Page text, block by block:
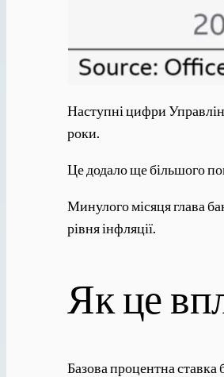
Наступні цифри
роки.
Це додало ще більшого
Минулого місяця глава
рівня інфляції.
Як це
Базова процентна ставка